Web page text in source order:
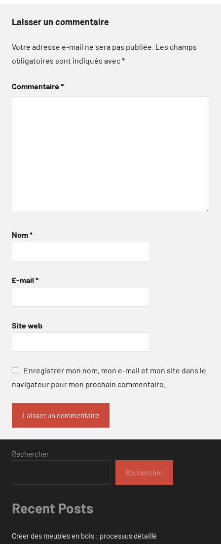
Laisser un commentaire
Votre adresse e-mail ne sera pas publiée. Les champs
obligatoires sont indiqués avec*
Commentaire*
Nom*
E-mail *
Site web
Enregistrer mon nom, mon e-mail et mon site dans le
navigateur pour mon prochain commentaire.
Rechercher
Rechercher
Recent Posts
Créer des meubles en bois : processus détaillé